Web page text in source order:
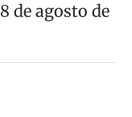
de agosto de